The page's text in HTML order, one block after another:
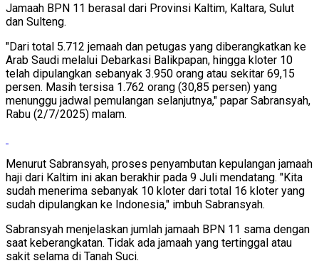
Jamaah BPN 11 berasal dari Provinsi Kaltim, Kaltara, Sulut
dan Sulteng.
"Dari total 5.712 jemaah dan petugas yang diberangkatkan ke
Arab Saudi melalui Debarkasi Balikpapan, hingga kloter 10
telah dipulangkan sebanyak 3.950 orang atau sekitar 69,15
persen. Masih tersisa 1.762 orang (30,85 persen) yang
menunggu jadwal pemulangan selanjutnya," papar Sabransyah,
Rabu (2/7/2025) malam.
Menurut Sabransyah, proses penyambutan kepulangan jamaah
haji dari Kaltim ini akan berakhir pada 9 Juli mendatang. "Kita
sudah menerima sebanyak 10 kloter dari total 16 kloter yang
sudah dipulangkan ke Indonesia," imbuh Sabransyah.
Sabransyah menjelaskan jumlah jamaah BPN 11 sama dengan
saat keberangkatan. Tidak ada jamaah yang tertinggal atau
sakit selama di Tanah Suci.